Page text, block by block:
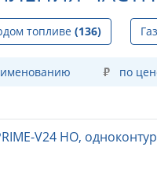
топливе (136)
по
V24 НО,